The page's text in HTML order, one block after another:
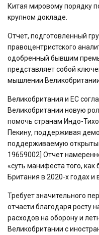
Китая мировому порядку
крупном докладе.
Отчет, подготовленный
правоцентристского
одобренный бывшим
представляет собой
мышлении
Великобритания и ЕС
Великобритании новую
помочь странам Индо-
Пекину, поддерживая
поддерживаемую
19659002] Отчет
«суть манифеста того,
Британия в 2020-х годах
Требует значительного
отчасти благодаря росту
расходов на оборону и
Великобритании с